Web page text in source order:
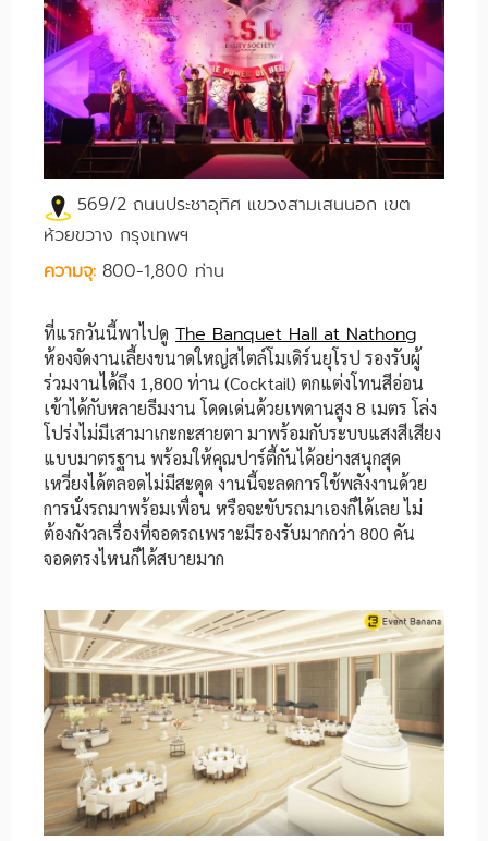
569/2 ถนนประชาอุทิศ แขวงสามเสนนอก เขต
ห้วยขวาง กรุงเทพฯ
ความจุ: 800-1,800 ท่าน
ที่แรกวันนี้พาไปดู The Banquet Hall at Nathong
ห้องจัดงานเลี้ยงขนาดใหญ่สไตล์โมเดิร์นยุโรป รองรับผู้
ร่วมงานได้ถึง 1,800 ท่าน (Cocktail) ตกแต่งโทนสีอ่อน
เข้าได้กับหลายธีมงาน โดดเด่นด้วยเพดานสูง 8 เมตร โล่ง
โปร่งไม่มีเสามาเกะกะสายตา มาพร้อมกับระบบแสงสีเสียง
แบบมาตรฐาน พร้อมให้คุณปาร์ตี้กันได้อย่างสนุกสุด
เหวี่ยงได้ตลอดไม่มีสะดุด งานนี้จะลดการใช้พลังงานด้วย
การนั่งรถมาพร้อมเพื่อน หรือจะขับรถมาเองก็ได้เลย ไม่
ต้องกังวลเรื่องที่จอดรถเพราะมีรองรับมากกว่า 800 คัน
จอดตรงไหนก็ได้สบายมาก